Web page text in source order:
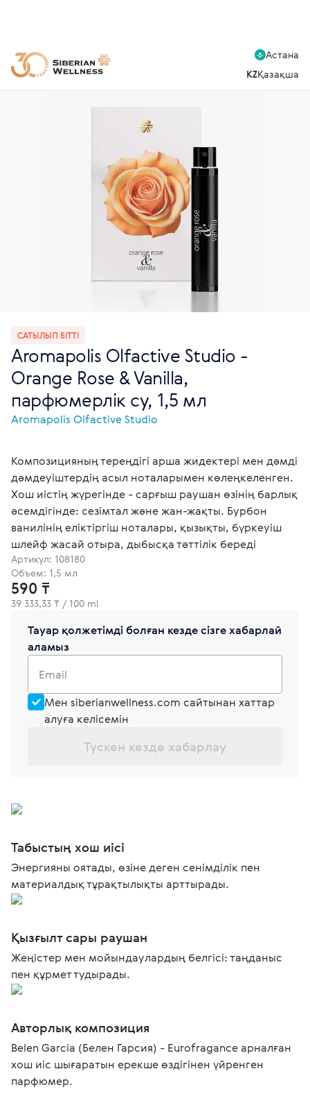
Астана
KZҚазақша
САТЫЛЫП БІТТІ
Aromapolis Olfactive Studio -
Orange Rose & Vanilla,
парфюмерлік су, 1,5 мл
Aromapolis Olfactive Studio
Композицияның тереңдігі арша жидектері мен дәмді
дәмдеуіштердің асыл ноталарымен көлеңкеленген.
Хош иістің жүрегінде - сарғыш раушан өзінің барлық
әсемдігінде: сезімтал және жан-жақты. Бурбон
ванилінің еліктіргіш ноталары, қызықты, бүркеуіш
шлейф жасай отыра, дыбысқа тәттілік береді
Артикул: 108180
Объем: 1,5 мл
590 ₸
39 333,33 ₸ / 100 ml
Тауар қолжетімді болған кезде сізге хабарлай
аламыз
Email
Мен siberianwellness.com сайтынан хаттар
алуға келісемін
Түскен кезде хабарлау
Табыстың хош иісі
Энергияны оятады, өзіне деген сенімділік пен
материалдық тұрақтылықты арттырады.
Қызғылт сары раушан
Жеңістер мен мойындаулардың белгісі: таңданыс
пен құрмет тудырады.
Авторлық композиция
Belen Garcia (Белен Гарсия) - Eurofragance арналған
хош иіс шығаратын ерекше өздігінен үйренген
парфюмер.